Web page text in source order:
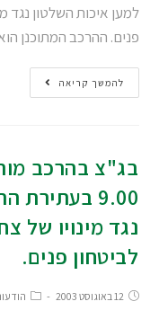
למען איכות השלטון נגד
פנים. ההרכב המתוכנן
להמשך קריאה
9.00
נגד מינויו של
לביטחון פנים.
12 באוגוסט 2003